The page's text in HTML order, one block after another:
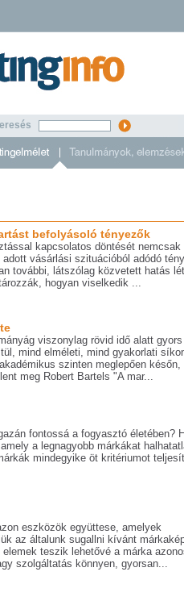
befolyásoló tényezők
kapcsolatos döntését nemcsak
vásárlási szituációból adódó
további, látszólag közvetett hatás
hogyan viselkedik ...
viszonylag rövid idő alatt gyors
mind elméleti, mind gyakorlati
szinten meglepően későn,
meg Robert Bartels "A mar...
fontossá a fogyasztó életében?
a legnagyobb márkákat
mindegyike öt kritériumot
eszközök együttese, amelyek
az általunk sugallni kívánt
teszik lehetővé a márka
szolgáltatás könnyen, gyorsan...